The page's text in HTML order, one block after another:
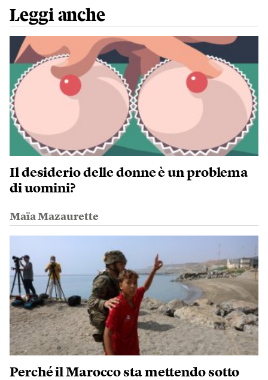
Leggi anche
Il desiderio delle donne è un problema
di uomini?
Maïa Mazaurette
Perché il Marocco sta mettendo sotto